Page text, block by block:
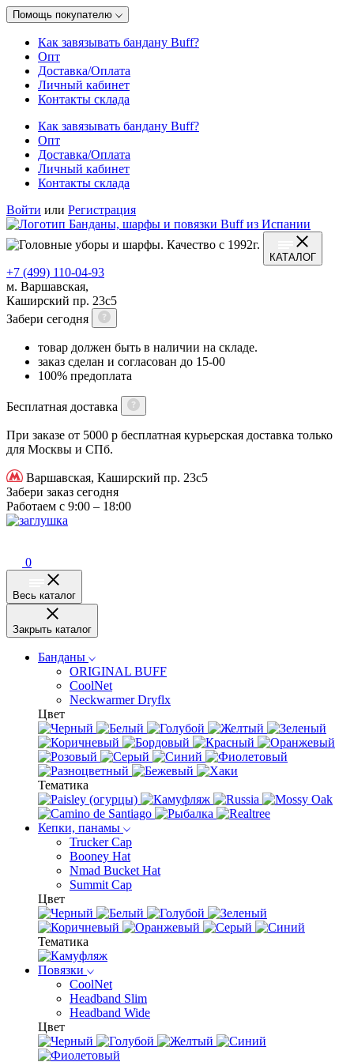
Помощь покупателю
Как завязывать бандану Buff?
Опт
Доставка/Оплата
Личный кабинет
Контакты склада
Как завязывать бандану Buff?
Опт
Доставка/Оплата
Личный кабинет
Контакты склада
Войти или Регистрация
КАТАЛОГ
+7 (499) 110-04-93
м. Варшавская,
Каширский пр. 23с5
Забери сегодня
товар должен быть в наличии на складе.
заказ сделан и согласован до 15-00
100% предоплата
Бесплатная доставка
При заказе от 5000 р бесплатная курьерская доставка только
для Москвы и СПб.
Варшавская, Каширский пр. 23с5
Забери заказ сегодня
Работаем с 9:00 – 18:00
0
Весь каталог
Закрыть каталог
Банданы
ORIGINAL BUFF
CoolNet
Neckwarmer Dryflx
Цвет
Тематика
Кепки, панамы
Trucker Cap
Booney Hat
Nmad Bucket Hat
Summit Cap
Цвет
Тематика
Повязки
CoolNet
Headband Slim
Headband Wide
Цвет